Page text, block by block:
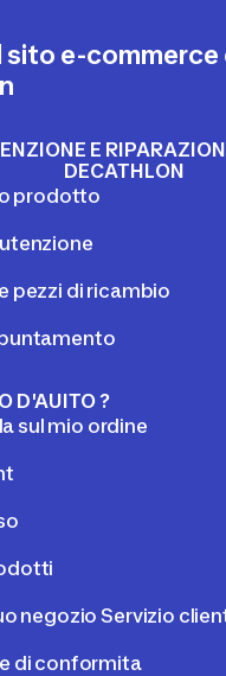
sito e-commerce
E
DECATHLON
prodotto
pezzi di ricambio
D'AUITO ?
sul mio ordine
negozio Servizio
di conformita